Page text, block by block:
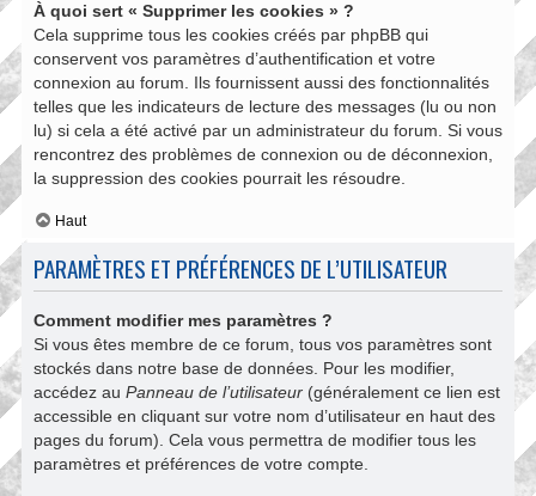
À quoi sert « Supprimer les cookies » ?
Cela supprime tous les cookies créés par phpBB qui
conservent vos paramètres d’authentification et votre
connexion au forum. Ils fournissent aussi des fonctionnalités
telles que les indicateurs de lecture des messages (lu ou non
lu) si cela a été activé par un administrateur du forum. Si vous
rencontrez des problèmes de connexion ou de déconnexion,
la suppression des cookies pourrait les résoudre.
Haut
PARAMÈTRES ET PRÉFÉRENCES DE L’UTILISATEUR
Comment modifier mes paramètres ?
Si vous êtes membre de ce forum, tous vos paramètres sont
stockés dans notre base de données. Pour les modifier,
accédez au Panneau de l’utilisateur (généralement ce lien est
accessible en cliquant sur votre nom d’utilisateur en haut des
pages du forum). Cela vous permettra de modifier tous les
paramètres et préférences de votre compte.